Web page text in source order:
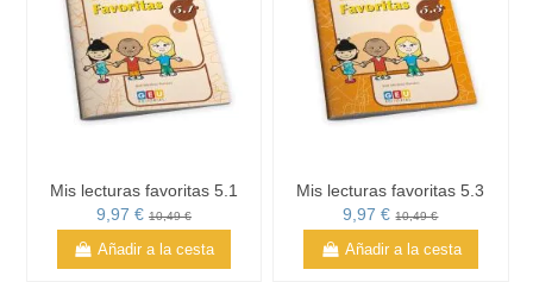
Mis lecturas favoritas 5.1
9,97 € 10,49 €
Añadir a la cesta
Mis lecturas favoritas 5.3
9,97 €10,49 €
Añadir a la cesta